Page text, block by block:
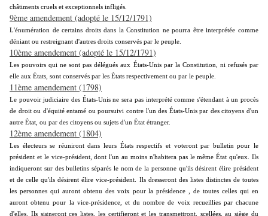
châtiments cruels et exceptionnels infligés.
9ème amendement (adopté le 15/12/1791)
L'énumération de certains droits dans la Constitution ne pourra être interprétée comme
déniant ou restreignant d'autres droits conservés par le peuple.
10ème amendement (adopté le 15/12/1791)
Les pouvoirs qui ne sont pas délégués aux États-Unis par la Constitution, ni refusés par
elle aux États, sont conservés par les États respectivement ou par le peuple.
11ème amendement (1798)
Le pouvoir judiciaire des États-Unis ne sera pas interprété comme s'étendant à un procès
de droit ou d'équité entamé ou poursuivi contre l'un des États-Unis par des citoyens d'un
autre État, ou par des citoyens ou sujets d'un État étranger.
12ème amendement (1804)
Les électeurs se réuniront dans leurs États respectifs et voteront par bulletin pour le
président et le vice-président, dont l'un au moins n'habitera pas le même État qu'eux. Ils
indiqueront sur des bulletins séparés le nom de la personne qu'ils désirent élire président
et de celle qu'ils désirent élire vice-président. Ils dresseront des listes distinctes de toutes
les personnes qui auront obtenu des voix pour la présidence , de toutes celles qui en
auront obtenu pour la vice-présidence, et du nombre de voix recueillies par chacune
d'elles. Ils signeront ces listes, les certifieront et les transmettront, scellées, au siège du